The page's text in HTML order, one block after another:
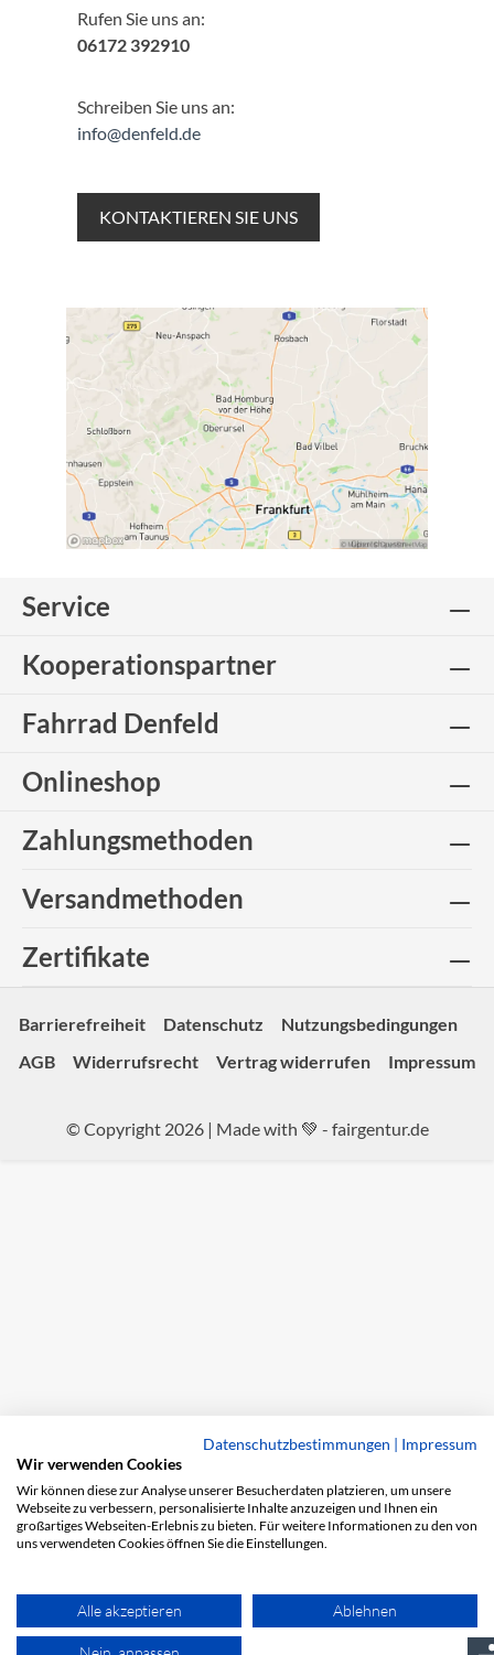
Rufen Sie uns an:
06172 392910
Schreiben Sie uns an:
info@denfeld.de
KONTAKTIEREN SIE UNS
Service
Kooperationspartner
Fahrrad Denfeld
Onlineshop
Zahlungsmethoden
Versandmethoden
Zertifikate
Barrierefreiheit Datenschutz
Nutzungsbedingungen
AGB
Widerrufsrecht Vertrag widerrufen Impressum
© Copyright 2026 | Made with 💚 - fairgentur.de
Datenschutzbestimmungen | Impressum
Wir verwenden Cookies
Wir können diese zur Analyse unserer Besucherdaten platzieren, um unsere
Webseite zu verbessern, personalisierte Inhalte anzuzeigen und Ihnen ein
großartiges Webseiten-Erlebnis zu bieten. Für weitere Informationen zu den von
uns verwendeten Cookies öffnen Sie die Einstellungen.
Alle akzeptieren Ablehnen